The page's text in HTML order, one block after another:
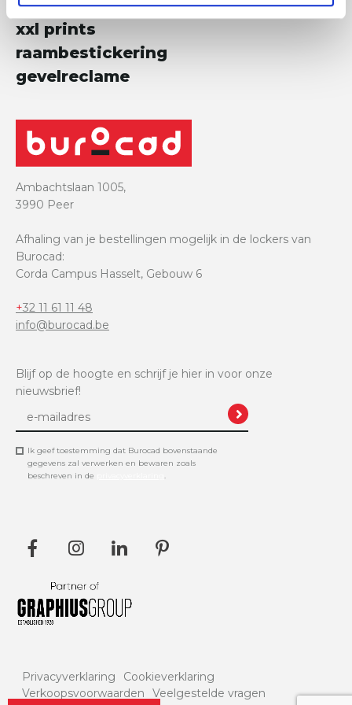
Blijf op de hoogte en schrijf je hier in voor onze
nieuwsbrief!
Ik geef toestemming dat Burocad bovenstaande
gegevens zal verwerken en bewaren zoals
beschreven in de
.
Ambachtslaan 1005,
3990 Peer
Afhaling van je bestellingen mogelijk in de lockers van
Burocad:
Corda Campus Hasselt, Gebouw 6
+32 11 61 11 48
info@burocad.be
beursstanden
xxl prints
raambestickering
gevelreclame
Privacyverklaring
Cookieverklaring
Verkoopsvoorwaarden
Veelgestelde vragen